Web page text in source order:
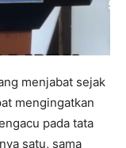
menjabat sejak
mengingatkan
pada tata
satu, sama